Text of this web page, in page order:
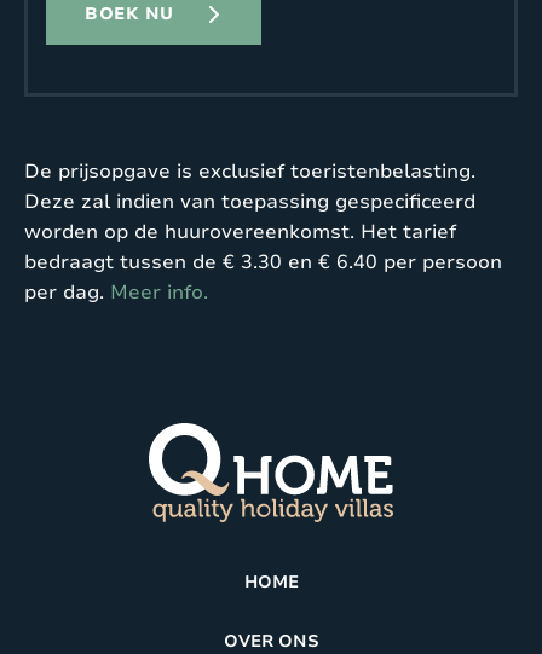
BOEK NU
De prijsopgave is exclusief toeristenbelasting.
Deze zal indien van toepassing gespecificeerd
worden op de huurovereenkomst. Het tarief
bedraagt tussen de € 3.30 en € 6.40 per persoon
per dag. Meer info.
HOME
OVER ONS